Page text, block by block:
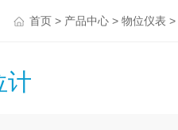
首页> 产品中心> 物位仪表 >
计